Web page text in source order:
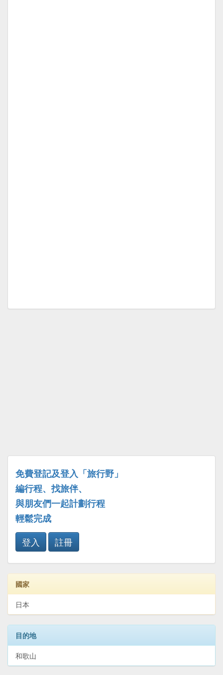
免費登記及登入「旅行野」
編行程、找旅伴、
與朋友們一起計劃行程
輕鬆完成
登入
註冊
國家
日本
目的地
和歌山